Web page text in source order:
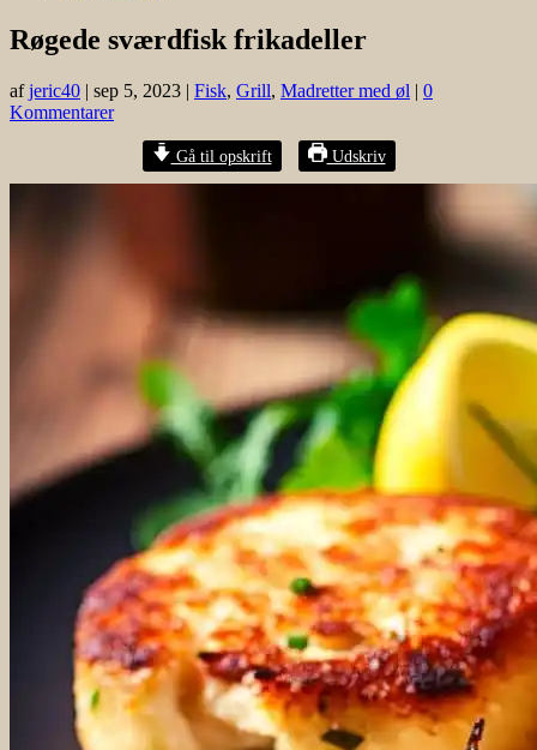
Røgede sværdfisk frikadeller
afjeric40 | sep 5, 2023 | Fisk, Grill, Madretter med øl | 0
Kommentarer
Gå til opskrift Udskriv